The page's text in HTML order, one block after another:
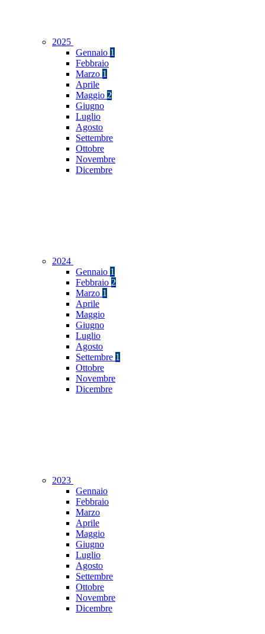
2025
Gennaio 1
Febbraio
Marzo 1
Aprile
Maggio 2
Giugno
Luglio
Agosto
Settembre
Ottobre
Novembre
Dicembre
2024
Gennaio 1
Febbraio 2
Marzo 1
Aprile
Maggio
Giugno
Luglio
Agosto
Settembre 1
Ottobre
Novembre
Dicembre
2023
Gennaio
Febbraio
Marzo
Aprile
Maggio
Giugno
Luglio
Agosto
Settembre
Ottobre
Novembre
Dicembre